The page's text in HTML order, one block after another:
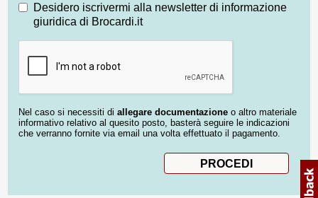
Desidero iscrivermi alla newsletter di informazione
giuridica di Brocardi.it
Nel caso si necessiti di allegare documentazione o altro materiale
informativo relativo al quesito posto, basterà seguire le indicazioni
che verranno fornite via email una volta effettuato il pagamento.